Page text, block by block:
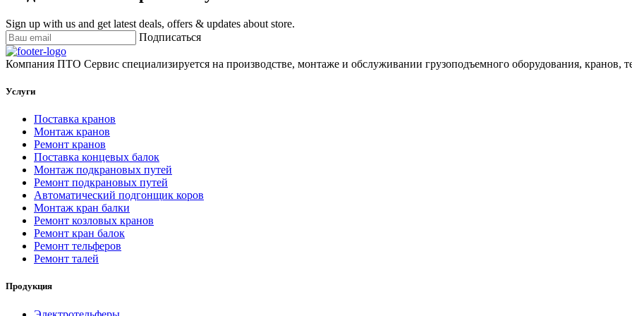
Sign up with us and get latest deals, offers & updates about store.
Подписаться
Компания ПТО Сервис специализируется на производстве, монтаже и обслуживании грузоподъемного оборудования, кранов,
Услуги
Поставка кранов
Монтаж кранов
Ремонт кранов
Поставка концевых балок
Монтаж подкрановых путей
Ремонт подкрановых путей
Автоматический подгонщик коров
Монтаж кран балки
Ремонт козловых кранов
Ремонт кран балок
Ремонт тельферов
Ремонт талей
Продукция